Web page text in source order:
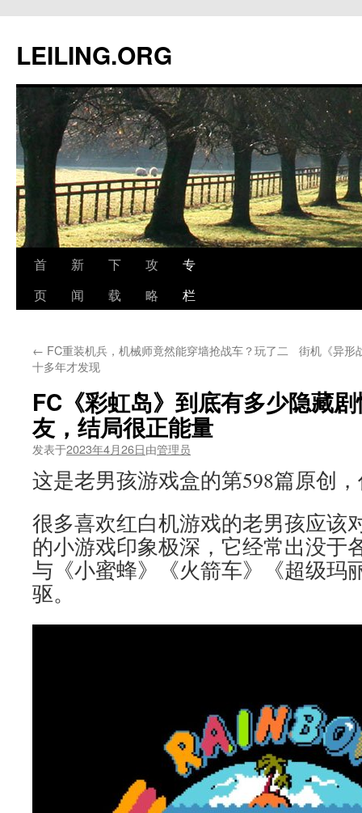
文
LEILING.ORG
首
页
新
闻
下
载
攻
略
专
栏
← FC重装机兵，机械师竟然能穿墙抢战车？玩了二
十多年才发现
街机《异形
FC《彩虹岛》到底有多少隐藏
友，结局很正能量
发表于2023年4月26日由管理员
这是老男孩游戏盒的第598篇原创
很多喜欢红白机游戏的老男孩应该
的小游戏印象极深，它经常出没于
与《小蜜蜂》《火箭车》《超级玛
驱。